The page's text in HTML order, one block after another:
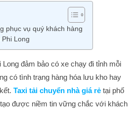
phục vụ quý khách hàng
Long
đảm bảo có xe chạy đi tỉnh mỗi
có tình trạng hàng hóa lưu kho hay
Taxi tải chuyển nhà giá rẻ tại phố
được niềm tin vững chắc với khách